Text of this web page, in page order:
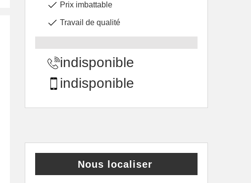
Prix imbattable
Travail de qualité
indisponible
indisponible
Nous localiser